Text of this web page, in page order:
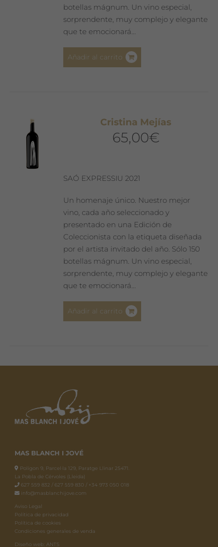
botellas mágnum. Un vino especial,
sorprendente, muy complejo y elegante
que te emocionará…
Añadir al carrito
Cristina Mejías
65,00€
SAÓ EXPRESSIU 2021
Un homenaje único. Nuestro mejor
vino, cada año seleccionado y
presentado en una Edición de
Coleccionista con la etiqueta diseñada
por el artista invitado del año. Sólo 150
botellas mágnum. Un vino especial,
sorprendente, muy complejo y elegante
que te emocionará…
Añadir al carrito
MAS BLANCH I JOVÉ
Polígon 9, Parcel·la 129, Paratge Llinar 25471.
La Pobla de Cérvoles (Lleida)
627 559 832 / 627 559 830 / +34 973 050 018
info@masblanchijove.com
Aviso Legal
Política de privacidad
Política de cookies
Condiciones generales de venda
Diseño web: ANTS